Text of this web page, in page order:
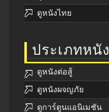
ดูหนังไทย
ประเภทหนัง
ดูหนังต่อสู้
ดูหนังผจญภัย
ดูการ์ตูนแอนิเมชัน